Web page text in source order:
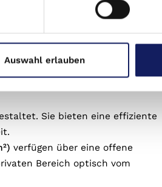
Auswahl erlauben
der Wohnung bilden und
Fast alle Wohnungen verfügen
Küchen integrieren sich
Die großen
einladende Umgebung.
Sie bieten eine effiziente
verfügen über eine offene
Bereich optisch vom